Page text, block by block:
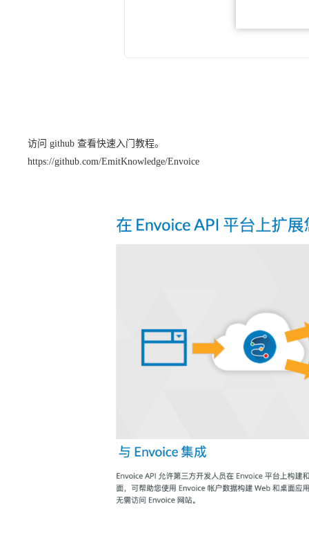
访问 github 查看快速入门教程。
https://github.com/EmitKnowledge/Envoice